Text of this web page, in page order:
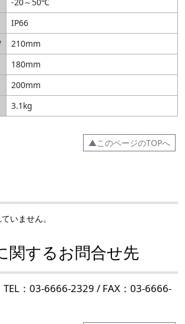
IP66
210mm
180mm
200mm
3.1kg
▲このページのTOPへ
いません。
関するお問合せ先
：03-6666-2329 / FAX：03-6666-